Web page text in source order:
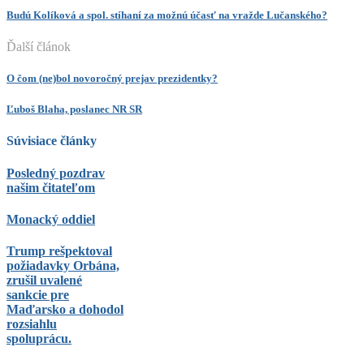
Budú Kolíková a spol. stíhaní za možnú účasť na vražde Lučanského?
Ďalší článok
O čom (ne)bol novoročný prejav prezidentky?
Ľuboš Blaha, poslanec NR SR
Súvisiace články
Posledný pozdrav
našim čitateľom
Monacký oddiel
Trump rešpektoval
požiadavky Orbána,
zrušil uvalené
sankcie pre
Maďarsko a dohodol
rozsiahlu
spoluprácu.